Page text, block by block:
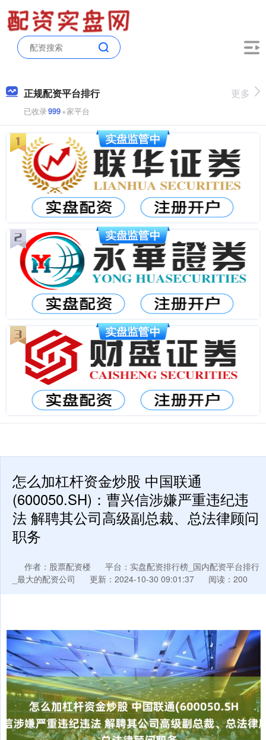
正规配资平台排行
已收录999+家平台
更多
怎么加杠杆资金炒股 中国联通
(600050.SH)：曹兴信涉嫌严重违纪违
法 解聘其公司高级副总裁、总法律顾问
职务
作者：股票配资楼
平台：实盘配资排行榜_国内配资平台排行
_最大的配资公司
更新：2024-10-30 09:01:37 阅读：200